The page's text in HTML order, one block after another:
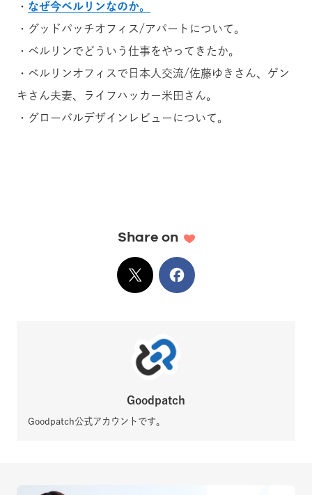
・ なぜ今ベルリンなのか。
・グッドパッチオフィス/アパートについて。
・ベルリンでどういう仕事をやってきたか。
・ベルリンオフィスで日本人交流/佐藤ゆきさん、ゲン
キさん夫妻、ライフハッカー米田さん。
・グローバルデザインレビューについて。
Share on
XでシェアFacebook
Goodpatch
Goodpatch公式アカウントです。